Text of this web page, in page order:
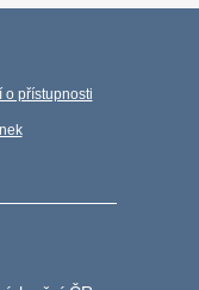
o přístupnosti